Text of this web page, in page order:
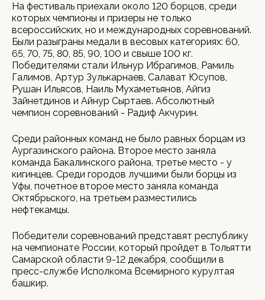
На фестиваль приехали около 120 борцов, среди
которых чемпионы и призеры не только
всероссийских, но и международных соревнований.
Были разыграны медали в весовых категориях: 60,
65, 70, 75, 80, 85, 90, 100 и свыше 100 кг.
Победителями стали Ильнур Ибрагимов, Рамиль
Галимов, Артур Зулькарнаев, Салават Юсупов,
Рушан Ильясов, Наиль Мухаметьянов, Айгиз
Зайнетдинов и Айнур Сыртаев. Абсолютный
чемпион соревнований - Радиф Акчурин.
Среди районных команд не было равных борцам из
Аургазинского района. Второе место заняла
команда Бакалинского района, третье место - у
кигинцев. Среди городов лучшими были борцы из
Уфы, почетное второе место заняла команда
Октябрьского, на третьем разместились
нефтекамцы.
Победители соревнований представят республику
на чемпионате России, который пройдет в Тольятти
Самарской области 9-12 декабря, сообщили в
пресс-службе Исполкома Всемирного курултая
башкир.